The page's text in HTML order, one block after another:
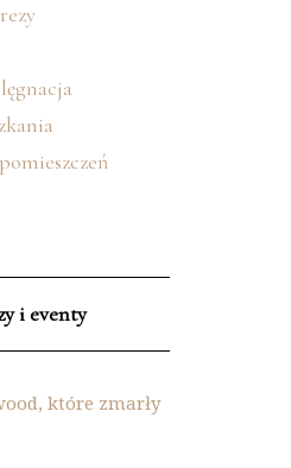
i eventy
które zmarły